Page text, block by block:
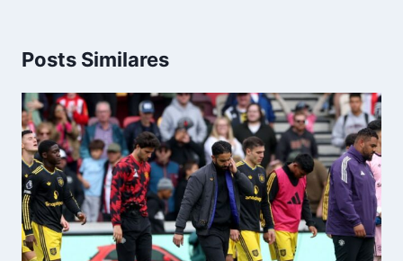
Posts Similares